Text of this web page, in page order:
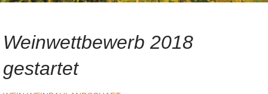
Weinwettbewerb 2018
gestartet